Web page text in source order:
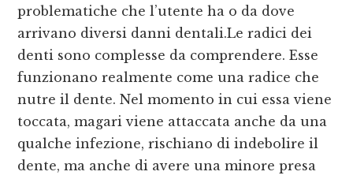
problematiche che l’utente ha o da dove
arrivano diversi danni dentali.Le radici dei
denti sono complesse da comprendere. Esse
funzionano realmente come una radice che
nutre il dente. Nel momento in cui essa viene
toccata, magari viene attaccata anche da una
qualche infezione, rischiano di indebolire il
dente, ma anche di avere una minore presa